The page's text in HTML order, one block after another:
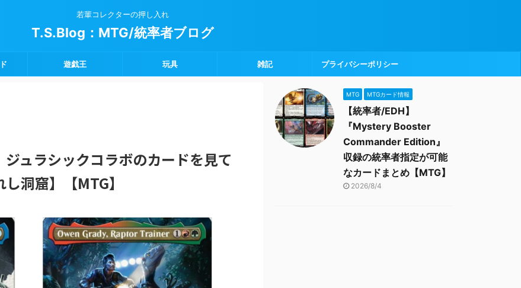
若輩コレクターの押し入れ
T.S.Blog：MTG/統率者ブログ
遊戯王 玩具 雑記 プライバシーポリシー
ジュラシックコラボのカードを見て
洞窟】【MTG】
MTG MTGカード情報
【統率者/EDH】
『Mystery Booster
Commander Edition』
収録の統率者指定が可能
なカードまとめ【MTG】
2026/8/4